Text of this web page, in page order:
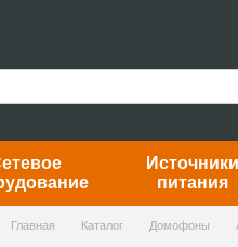
Источники
питания
Главная Каталог Домофоны